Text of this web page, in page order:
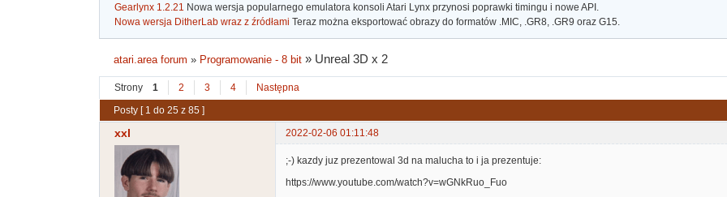
Gearlynx 1.2.21 Nowa wersja popularnego emulatora konsoli Atari Lynx przynosi poprawki timingu i nowe API.
Nowa wersja DitherLab wraz z źródłami Teraz można eksportować obrazy do formatów .MIC, .GR8, .GR9 oraz G15.
atari.area forum » Programowanie - 8 bit » Unreal 3D x 2
Strony 1 2 3 4
Następna
Posty [ 1 do 25 z 85 ]
xxl 2022-02-06 01:11:48
;-) kazdy juz prezentowal 3d na malucha to i ja prezentuje:
https://www.youtube.com/watch?v=wGNkRuo_Fuo